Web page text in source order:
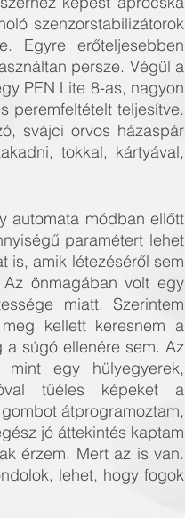
szenzorstabilizátorok
Egyre erőteljesebben
persze. Végül a
PEN Lite 8-as, nagyon
peremfeltételt teljesítve.
svájci orvos házaspár
tokkal, kártyával,
automata módban ellőtt
paramétert lehet
is, amik létezéséről sem
önmagában volt egy
miatt. Szerintem
kellett keresnem a
a súgó ellenére sem. Az
egy hülyegyerek,
tűéles képeket a
átprogramoztam,
jó áttekintés kaptam
érzem. Mert az is van.
lehet, hogy fogok